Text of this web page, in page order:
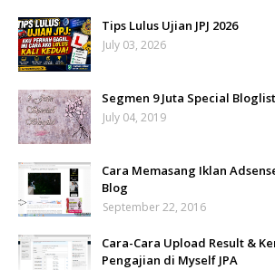
Tips Lulus Ujian JPJ 2026
July 03, 2026
Segmen 9 Juta Special
July 04, 2019
Cara Memasang Iklan
Blog
September 22, 2016
Cara-Cara Upload Result &
Pengajian di Myself JPA